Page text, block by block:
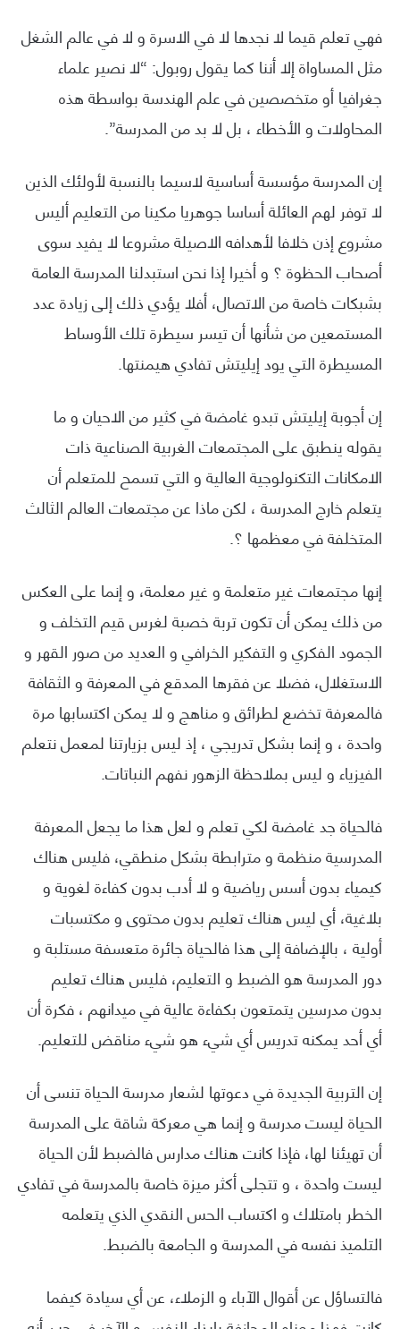
فهي تعلم قيما لا نجدها لا في الاسرة و لا في عالم الشغل
مثل المساواة إلا أننا كما يقول روبول: “لا نصير علماء
جغرافيا أو متخصصين في علم الهندسة بواسطة هذه
المحاولات و الأخطاء ، بل لا بد من المدرسة”.
إن المدرسة مؤسسة أساسية لاسيما بالنسبة لأولئك الذين
لا توفر لهم العائلة أساسا جوهريا مكينا من التعليم أليس
مشروع إذن خلافا لأهدافه الاصيلة مشروعا لا يفيد سوى
أصحاب الحظوة ؟ و أخيرا إذا نحن استبدلنا المدرسة العامة
بشبكات خاصة من الاتصال، أفلا يؤدي ذلك إلى زيادة عدد
المستمعين من شأنها أن تيسر سيطرة تلك الأوساط
المسيطرة التي يود إيليتش تفادي هيمنتها.
إن أجوبة إيليتش تبدو غامضة في كثير من الاحيان و ما
يقوله ينطبق على المجتمعات الغربية الصناعية ذات
الامكانات التكنولوجية العالية و التي تسمح للمتعلم أن
يتعلم خارج المدرسة ، لكن ماذا عن مجتمعات العالم الثالث
المتخلفة في معظمها ؟.
إنها مجتمعات غير متعلمة و غير معلمة، و إنما على العكس
من ذلك يمكن أن تكون تربة خصبة لغرس قيم التخلف و
الجمود الفكري و التفكير الخرافي و العديد من صور القهر و
الاستغلال، فضلا عن فقرها المدقع في المعرفة و الثقافة
فالمعرفة تخضع لطرائق و مناهج و لا يمكن اكتسابها مرة
واحدة ، و إنما بشكل تدريجي ، إذ ليس بزيارتنا لمعمل نتعلم
الفيزياء و ليس بملاحظة الزهور نفهم النباتات.
فالحياة جد غامضة لكي تعلم و لعل هذا ما يجعل المعرفة
المدرسية منظمة و مترابطة بشكل منطقي، فليس هناك
كيمياء بدون أسس رياضية و لا أدب بدون كفاءة لغوية و
بلاغية، أي ليس هناك تعليم بدون محتوى و مكتسبات
أولية ، بالإضافة إلى هذا فالحياة جائرة متعسفة مستلبة و
دور المدرسة هو الضبط و التعليم، فليس هناك تعليم
بدون مدرسين يتمتعون بكفاءة عالية في ميدانهم ، فكرة أن
أي أحد يمكنه تدريس أي شيء هو شيء مناقض للتعليم.
إن التربية الجديدة في دعوتها لشعار مدرسة الحياة تنسى أن
الحياة ليست مدرسة و إنما هي معركة شاقة على المدرسة
أن تهيئنا لها، فإذا كانت هناك مدارس فالضبط لأن الحياة
ليست واحدة ، و تتجلى أكثر ميزة خاصة بالمدرسة في تفادي
الخطر بامتلاك و اكتساب الحس النقدي الذي يتعلمه
التلميذ نفسه في المدرسة و الجامعة بالضبط.
فالتساؤل عن أقوال الآباء و الزملاء، عن أي سيادة كيفما